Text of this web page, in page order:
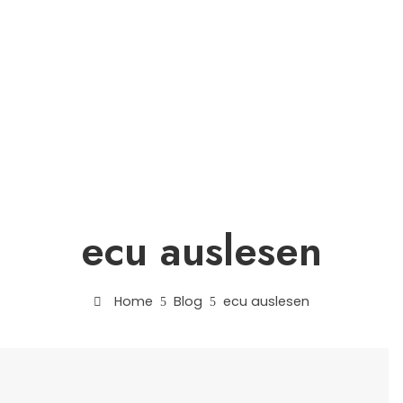
ecu auslesen
Home Blog ecu auslesen